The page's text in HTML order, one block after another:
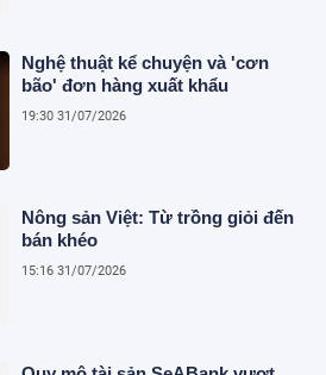
Nghệ thuật kể chuyện và 'cơn
bão' đơn hàng xuất khẩu
19:30 31/07/2026
Nông sản Việt: Từ trồng giỏi đến
bán khéo
15:16 31/07/2026